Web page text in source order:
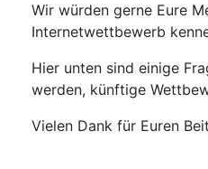
Wir würden gerne Eure
Internetwettbewerb
Hier unten sind einige
werden, künftige
Vielen Dank für Euren